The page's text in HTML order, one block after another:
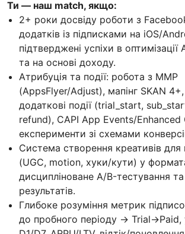
Ти — наш match, якщо:
2+ роки досвіду роботи з
додатків із підписками на iOS/
підтверджені успіхи в оптимізації
та на основі доходу.
Атрибуція та події: робота з MMP
(AppsFlyer/Adjust), мапінг SKAN
додаткові події (trial_start,
refund), CAPI App Events/Enhanced
експерименти зі схемами
Система створення креативів для
(UGC, motion, хуки/кути) у
дисципліноване A/B-тестування та
результатів.
Глибоке розуміння метрик
до пробного періоду → Trial→Paid,